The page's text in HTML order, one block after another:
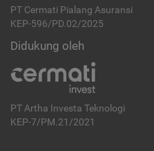
PT Cermati Pialang Asuransi
KEP-596/PD.02/2025
Didukung oleh
PT Artha Investa Teknologi
KEP-7/PM.21/2021